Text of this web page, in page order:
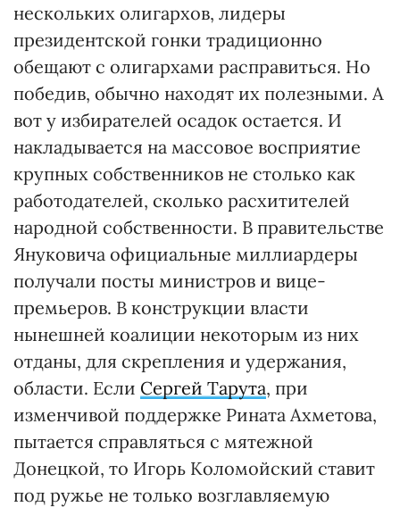
нескольких олигархов, лидеры
президентской гонки традиционно
обещают с олигархами расправиться. Но
победив, обычно находят их полезными. А
вот у избирателей осадок остается. И
накладывается на массовое восприятие
крупных собственников не столько как
работодателей, сколько расхитителей
народной собственности. В правительстве
Януковича официальные миллиардеры
получали посты министров и вице-
премьеров. В конструкции власти
нынешней коалиции некоторым из них
отданы, для скрепления и удержания,
области. Если Сергей Тарута, при
изменчивой поддержке Рината Ахметова,
пытается справляться с мятежной
Донецкой, то Игорь Коломойский ставит
под ружье не только возглавляемую